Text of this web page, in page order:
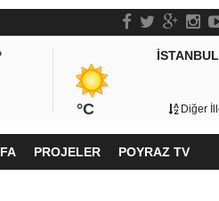
İSTANBUL
°C Diğer
PROJELER POYRAZ TV